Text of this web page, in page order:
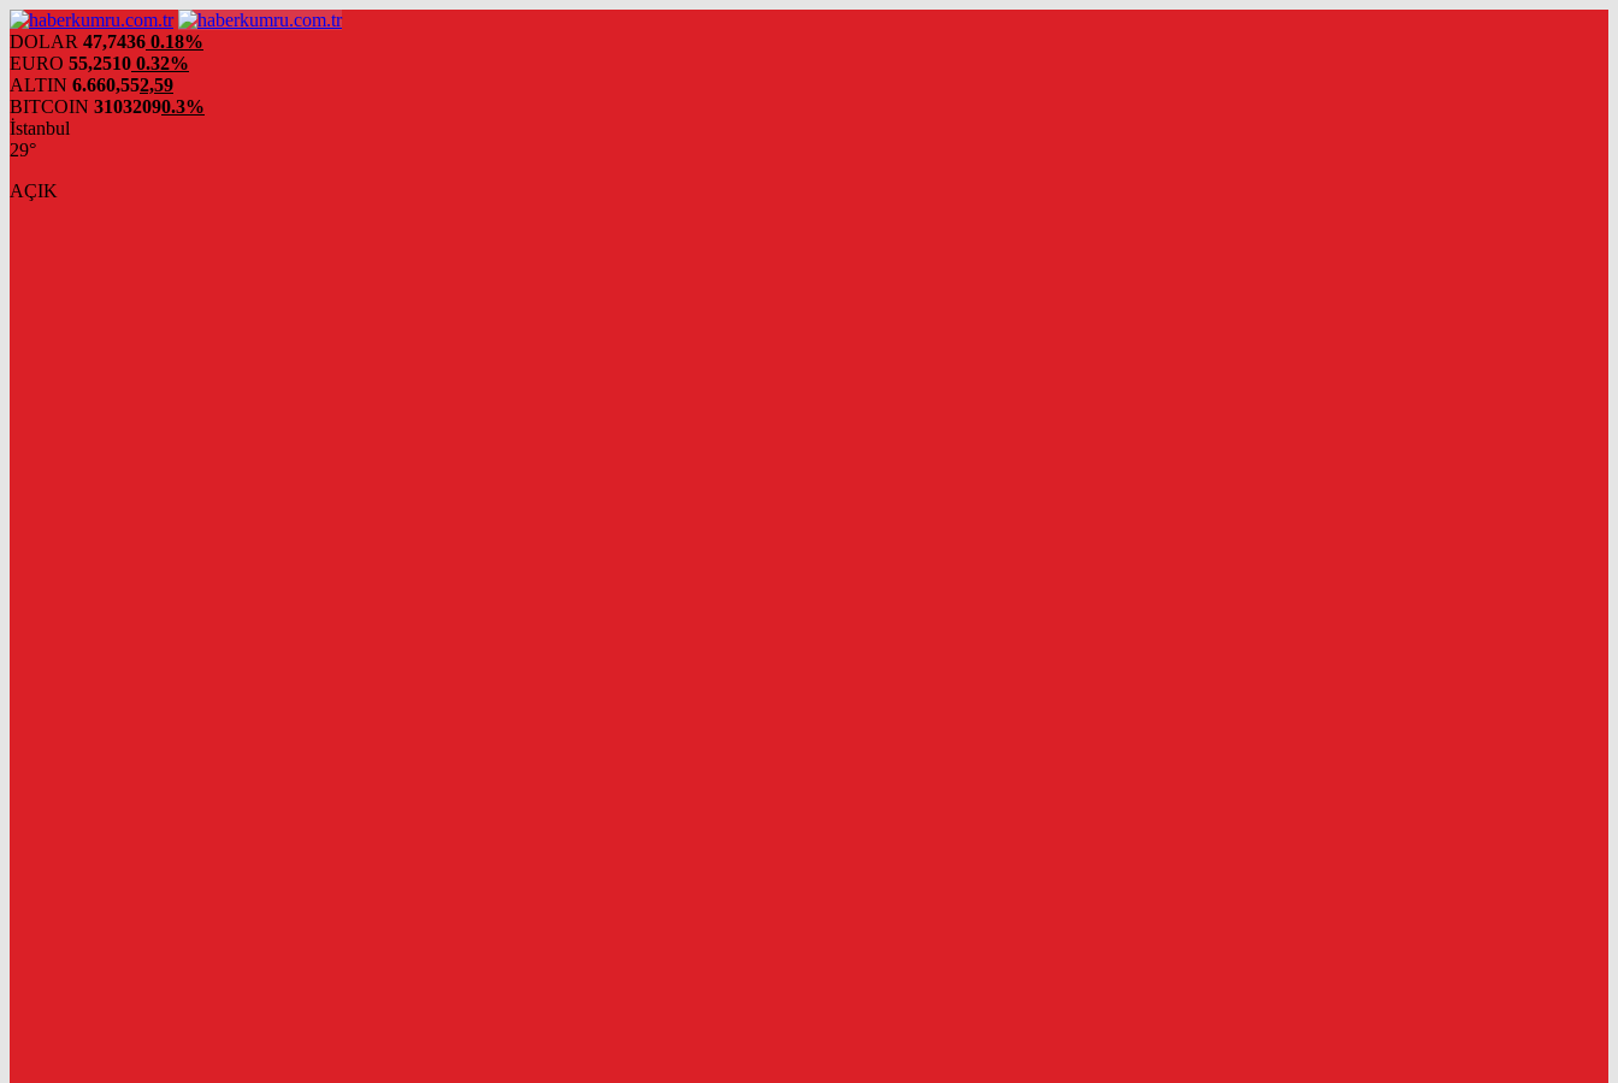
DOLAR 47,7436 0.18%
EURO 55,2510 0.32%
ALTIN 6.660,552,59
BITCOIN 31032090.3%
İstanbul
29°
AÇIK